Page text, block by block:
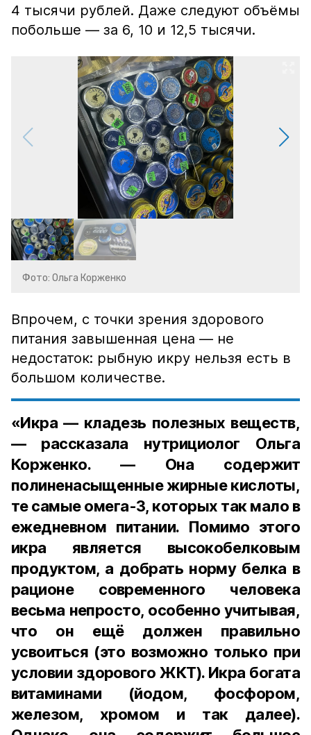
4 тысячи рублей. Даже следуют объёмы
побольше — за 6, 10 и 12,5 тысячи.
Фото: Ольга Корженко
Впрочем, с точки зрения здорового
питания завышенная цена — не
недостаток: рыбную икру нельзя есть в
большом количестве.
«Икра — кладезь полезных веществ,
— рассказала нутрициолог Ольга
Корженко. — Она содержит
полиненасыщенные жирные кислоты,
те самые омега-3, которых так мало в
ежедневном питании. Помимо этого
икра является высокобелковым
продуктом, а добрать норму белка в
рационе современного человека
весьма непросто, особенно учитывая,
что он ещё должен правильно
усвоиться (это возможно только при
условии здорового ЖКТ). Икра богата
витаминами (йодом, фосфором,
железом, хромом и так далее).